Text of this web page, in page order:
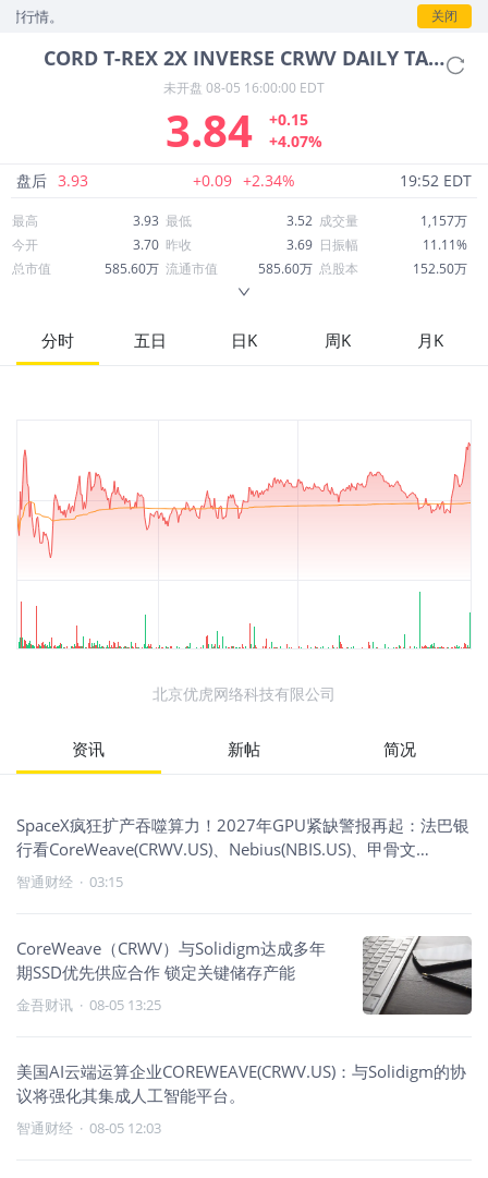
关闭
CORD T-REX 2X INVERSE CRWV DAILY TARGET ETF
未开盘 08-05 16:00:00 EDT
3.84
+0.15
+4.07%
盘后 3.93 +0.09 +2.34% 19:52 EDT
最高 3.93 最低 3.52 成交量
1,157万
今开
3.70 昨收 3.69 日振幅
11.11%
总市值
585.60万 流通市值 585.60万 总股本
152.50万
52周最高
67.55 市盈率
股息
分时 五日 日K 周K 月K
北京优虎网络科技有限公司
资讯 新帖 简况
SpaceX疯狂扩产吞噬算力！2027年GPU紧缺警报再起：法巴银
行看CoreWeave(CRWV.US)、Nebius(NBIS.US)、甲骨文
(ORCL.US)成最大潜在赢家
智通财经 · 03:15
CoreWeave（CRWV）与Solidigm达成多年
期SSD优先供应合作 锁定关键储存产能
金吾财讯 · 08-05 13:25
美国AI云端运算企业COREWEAVE(CRWV.US)：与Solidigm的协
议将强化其集成人工智能平台。
智通财经 · 08-05 12:03